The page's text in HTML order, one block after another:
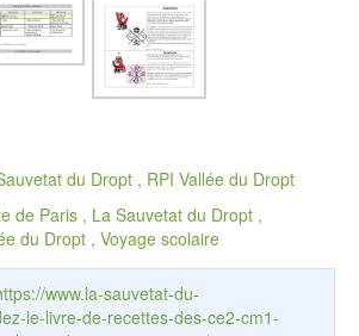
du Dropt , RPI Vallée du Dropt
de Paris , La Sauvetat du Dropt ,
du Dropt , Voyage scolaire
www.la-sauvetat-du-
le-livre-de-recettes-des-ce2-cm1-